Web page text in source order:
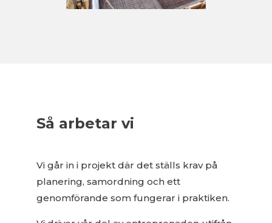
Så arbetar vi
Vi går in i projekt där det ställs krav på
planering, samordning och ett
genomförande som fungerar i praktiken.